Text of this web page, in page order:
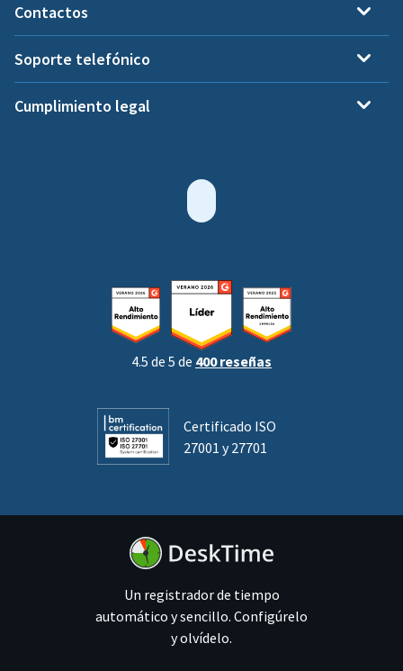
Contactos
Soporte telefónico
Cumplimiento legal
4.5 de 5 de 400 reseñas
Certificado ISO
27001 y 27701
Un registrador de tiempo
automático y sencillo. Configúrelo
y olvídelo.